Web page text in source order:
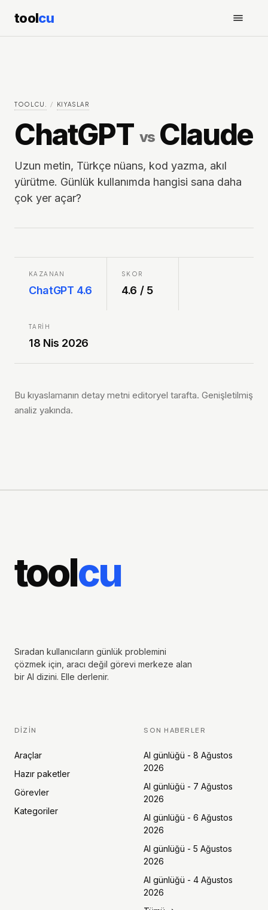
toolcu
TOOLCU. / KIYASLAR
ChatGPT vs Claude
Uzun metin, Türkçe nüans, kod yazma, akıl
yürütme. Günlük kullanımda hangisi sana daha
çok yer açar?
KAZANAN
ChatGPT 4.6
SKOR
4.6 / 5
TARIH
18 Nis 2026
Bu kıyaslamanın detay metni editoryel tarafta. Genişletilmiş
analiz yakında.
toolcu
Sıradan kullanıcıların günlük problemini
çözmek için, aracı değil görevi merkeze alan
bir AI dizini. Elle derlenir.
DIZIN
Araçlar
Hazır paketler
Görevler
Kategoriler
SON HABERLER
AI günlüğü - 8 Ağustos
2026
AI günlüğü - 7 Ağustos
2026
AI günlüğü - 6 Ağustos
2026
AI günlüğü - 5 Ağustos
2026
AI günlüğü - 4 Ağustos
2026